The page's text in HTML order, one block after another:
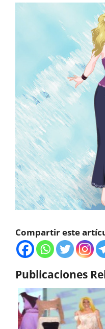
Compartir este
Publicaciones